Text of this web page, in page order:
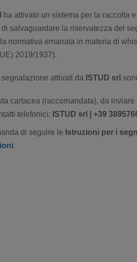
ha attivato un sistema per la raccolta
di salvaguardare la riservatezza del
normativa emanata in materia di
2019/1937).
segnalazione attivati da ISTUD srl
cartacea (raccomandata), da
telefonici: ISTUD srl | +39
di seguire le Istruzioni per i
.